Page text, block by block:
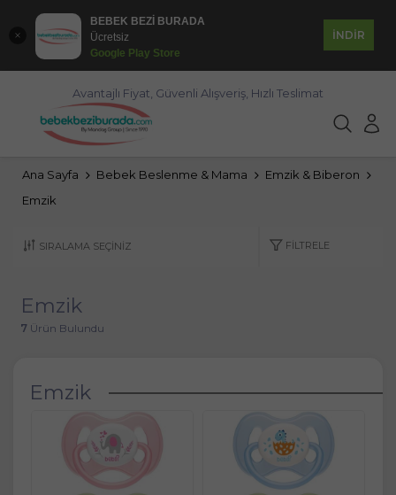
BEBEK BEZİ BURADA
Ücretsiz
Google Play Store
İNDİR
Avantajlı Fiyat, Güvenli Alışveriş, Hızlı Teslimat
Ana Sayfa Bebek Beslenme & Mama
Emzik & Biberon
Emzik
FILTRELE
Emzik
7 Ürün Bulundu
Emzik